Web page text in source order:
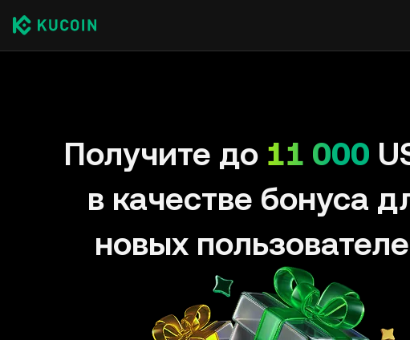
Получите до 11 000
в качестве бонуса
новых